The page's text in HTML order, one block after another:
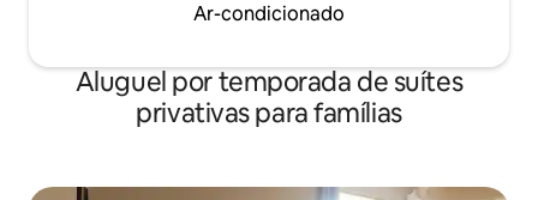
Ar-condicionado
Aluguel por temporada de suítes
privativas para famílias